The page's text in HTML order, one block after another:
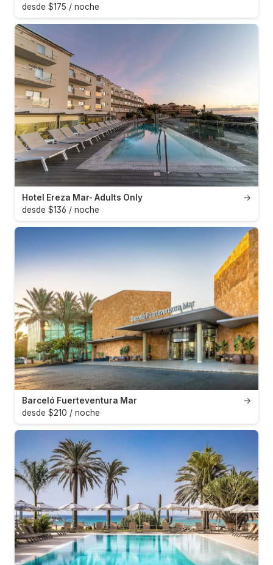
desde $175 / noche
→
Hotel Ereza Mar- Adults Only
desde $136 / noche
→
Barceló Fuerteventura Mar
desde $210 / noche